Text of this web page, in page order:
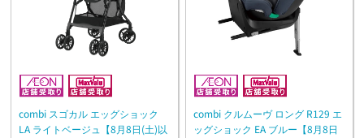
combi スゴカル エッグショック
LA ライトベージュ【8月8日(土)以
combi クルムーヴ ロング R129 エ
ッグショック EA ブルー【8月8日